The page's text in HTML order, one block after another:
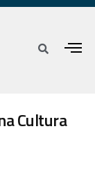
Cultura